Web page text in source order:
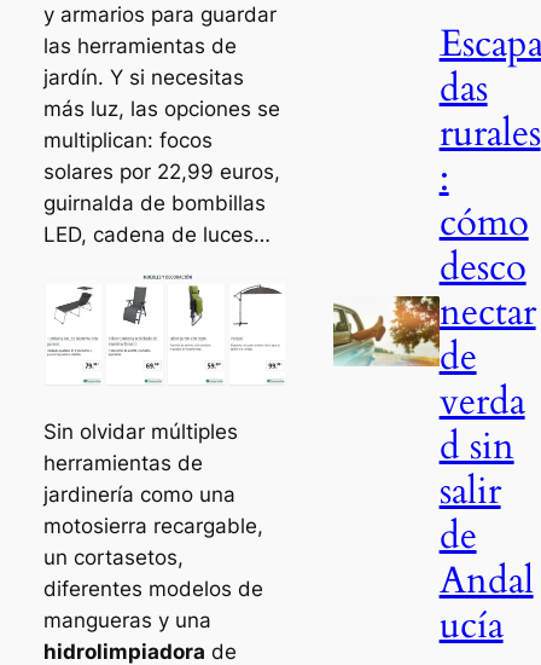
y armarios para guardar
las herramientas de
jardín. Y si necesitas
más luz, las opciones se
multiplican: focos
solares por 22,99 euros,
guirnalda de bombillas
LED, cadena de luces…
Sin olvidar múltiples
herramientas de
jardinería como una
motosierra recargable,
un cortasetos,
diferentes modelos de
mangueras y una
hidrolimpiadora de
das
rurales
:
cómo
desco
nectar
de
verda
d sin
salir
de
Andal
ucía